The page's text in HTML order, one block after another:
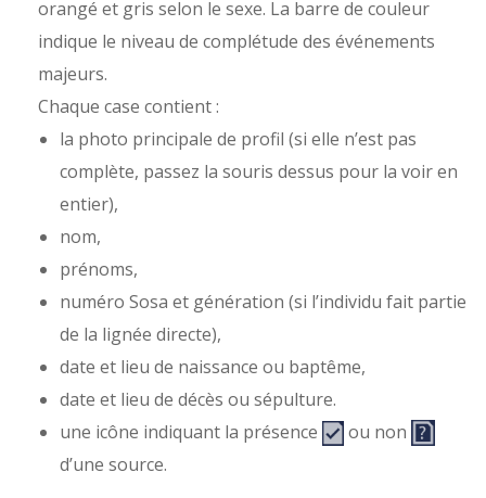
orangé et gris selon le sexe. La barre de couleur
indique le niveau de complétude des événements
majeurs.
Chaque case contient :
la photo principale de profil (si elle n’est pas
complète, passez la souris dessus pour la voir en
entier),
nom,
prénoms,
numéro Sosa et génération (si l’individu fait partie
de la lignée directe),
date et lieu de naissance ou baptême,
date et lieu de décès ou sépulture.
une icône indiquant la présence
ou non
d’une source.